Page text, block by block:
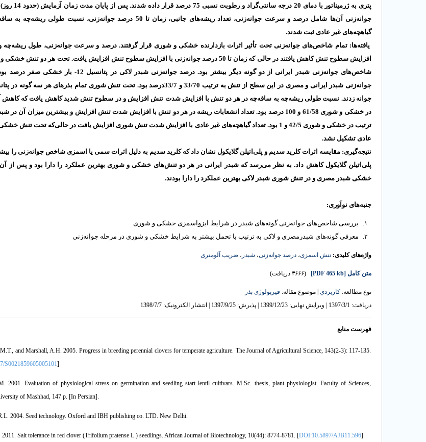
پتری به ژرمیناتور با دمای 20
جوانه‌زنی آن‌ها شامل درصد و سرعت جوانه‌زنی، تعداد ریشه‌های جانبی، زمان تا 50 درصد جوانه‌زنی، نسبت
گیاهچه‌های غیر عادی ثبت شدند.
یافته‌ها: تمام شاخص‌های جوانه‌زنی تحت تأثیر اثرات بازدارنده خشکی و شوری قرار گرفتند. درصد و سرعت جوانه‌زنی، طول ریشه‌چه
افزایش سطوح تنش کاهش یافتند در حالی که زمان تا 50 درصد جوانه‌زنی با افزایش سطوح تنش افزایش یافت. تحت هر دو
شاخص‌های جوانه‌زنی شبدر ایرانی از دو گونه دیگر بیشتر بود. درصد جوانه‌زنی شبدر لاکی در
جوانه زدند. نسبت طولی ریشه‌چه به ساقه‌چه در هر دو تنش با افزایش شدت تنش افزایش و در سطوح تنش شدید کاهش یافت که کاهش
در خشکی و شوری 61/58 و 100 درصد بود. تعداد انشعابات ریشه در هر دو تنش با افزایش شدت تنش افزایش و بیشترین میزان آن
ترتیب در خشکی و شوری 42/5 و 1 بود. تعداد گیاهچه‌های غیر عادی با افزایش شدت تنش شوری افزایش یافت در حالی‌که تحت تنش
عادی تشکیل نشد.
نتیجه‌گیری: مقایسه اثرات کلرید سدیم و پلی‌اتیلن گلایکول نشان داد که کلرید سدیم به دلیل اثرات سمی یا اسمزی شاخص جوانه‌زنی را
پلی‌اتیلن گلایکول کاهش داد. به نظر می‌رسد که شبدر ایرانی در هر دو تنش‌های خشکی و شوری بهترین عملکرد را دارا بود و پس از
خشکی شبدر مصری و در تنش شوری شبدر لاکی بهترین عملکرد را دارا بودند.
جنبه‌های نوآوری:
بررسی شاخص‌های جوانه‌زنی گونه‌های شبدر در شرایط ایزواسمزی خشکی و شوری
معرفی گونه‌های شبدرمصری و لاکی به ترتیب با تحمل بیشتر به شرایط خشکی و شوری در مرحله جوانه‌زنی
واژه‌های کلیدی: تنش اسمزی، درصد جوانه‌زنی، شبدر ، ضریب آلومتری
متن کامل [PDF 465 kb] (۳۶۶۶ دریافت)
نوع مطالعه: كاربردي | موضوع مقاله: فیزیولوژی بذر
دریافت: 1397/3/1 | ویرایش نهایی: 1399/12/23 | پذیرش: 1397/9/25 | انتشار الکترونیک: 1398/7/7
فهرست منابع
and Marshall, A.H. 2005. Progress in breeding perennial clovers for temperate agriculture. The Journal of Agricultural Science, 143(2-3): 117-135.
S0021859605005101]
2001. Evaluation of physiological stress on germination and seedling start lentil cultivars. M.Sc. thesis, plant physiologist. Faculty of Sciences,
of Mashhad, 147 p. [In Persian].
2004. Seed technology. Oxford and IBH publishing co. LTD. New Delhi.
Salt tolerance in red clover (Trifolium pratense L.) seedlings. African Journal of Biotechnology, 10(44): 8774-8781. [DOI:10.5897/AJB11.596]